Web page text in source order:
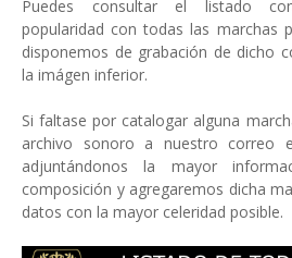
Puedes consultar el listado
popularidad con todas las marchas
disponemos de grabación de dicho
la imágen inferior.
Si faltase por catalogar alguna
archivo sonoro a nuestro correo
adjuntándonos la mayor
composición y agregaremos dicha
datos con la mayor celeridad posible.